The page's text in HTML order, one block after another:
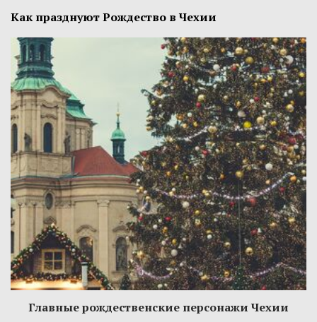
Как празднуют Рождество в Чехии
Главные рождественские персонажи Чехии